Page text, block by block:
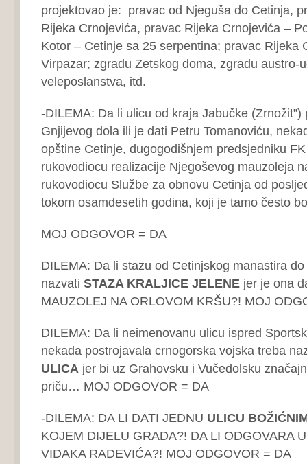
projektovao je: pravac od Njeguša do Cetinja,
Rijeka Crnojevića, pravac Rijeka Crnojevića –
Kotor – Cetinje sa 25 serpentina; pravac Rijeka
Virpazar; zgradu Zetskog doma, zgradu austro-
veleposlanstva, itd.
-DILEMA: Da li ulicu od kraja Jabučke (Zrnožit”)
Gnjijevog dola ili je dati Petru Tomanoviću,
opštine Cetinje, dugogodišnjem predsjedniku FK
rukovodiocu realizacije Njegoševog mauzoleja
rukovodiocu Službe za obnovu Cetinja od
tokom osamdesetih godina, koji je tamo često
MOJ ODGOVOR = DA
DILEMA: Da li stazu od Cetinjskog manastira
nazvati STAZA KRALJICE JELENEjer je ona
MAUZOLEJ NA ORLOVOM KRŠU?! MOJ
DILEMA: Da li neimenovanu ulicu ispred
nekada postrojavala crnogorska vojska treba
ULICA jer bi uz Grahovsku i Vučedolsku
priču… MOJ ODGOVOR = DA
-DILEMA: DA LI DATI JEDNU ULICU
KOJEM DIJELU GRADA?! DA LI ODGOVARA
VIDAKA RADEVIĆA?! MOJ ODGOVOR = DA